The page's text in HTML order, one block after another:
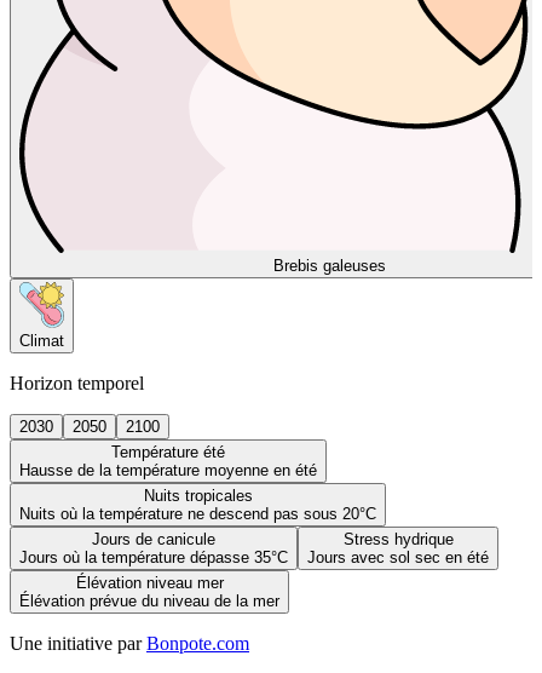
Brebis galeuses
Climat
Horizon temporel
2030 2050
2100
Température été
Hausse de la température moyenne en été
Nuits tropicales
Nuits où la température ne descend pas sous 20°C
Jours de canicule
Jours où la température dépasse 35°C
Stress hydrique
Jours avec sol sec en été
Élévation niveau mer
Élévation prévue du niveau de la mer
Une initiative par Bonpote.com